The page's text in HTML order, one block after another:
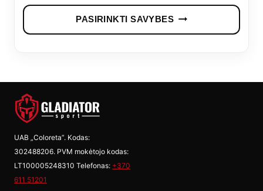
was:
€22,99.
is:
€18,39.
PASIRINKTI SAVYBES
This
UAB „Coloreta”. Kodas:
302488206. PVM mokėtojo kodas:
LT100005248310 Telefonas: +370
611 51201